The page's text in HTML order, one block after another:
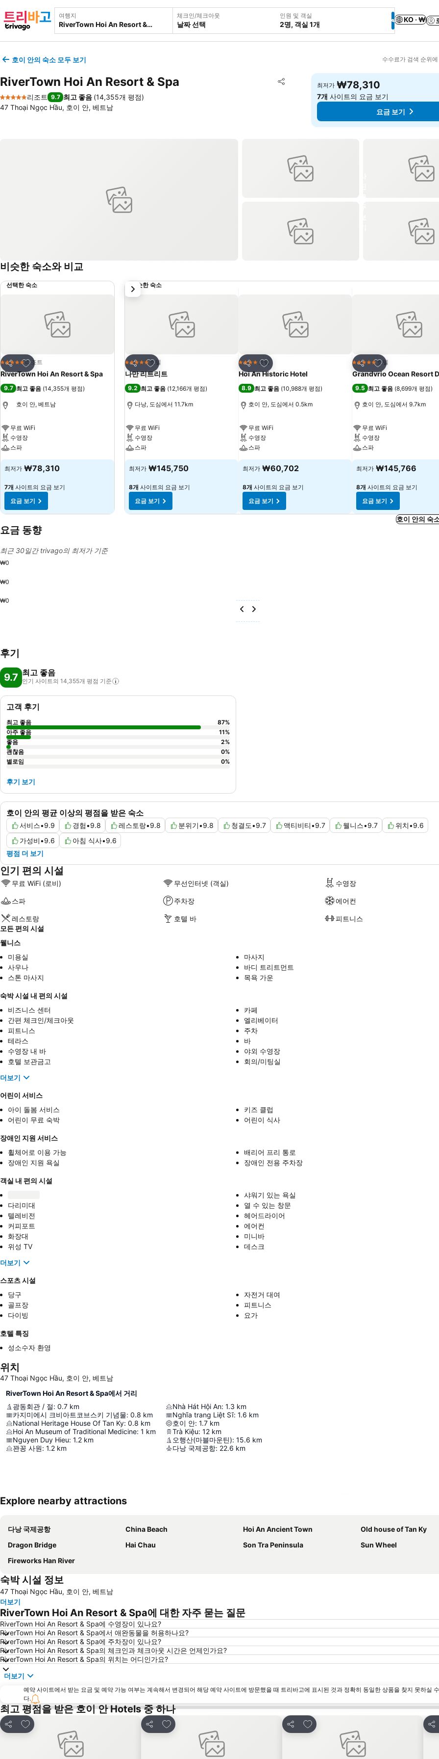
여행지 체크인/체크아웃
날짜 선택
인원 및 객실
2명, 객실 1개
KO · ₩
호이 안의 숙소 모두 보기 수수료가 검색 순위
RiverTown Hoi An Resort & Spa 공유
즐겨찾기에 추가
5 성급
리조트 9.7 최고 좋음 (14,355개 평점)
47 Thoại Ngọc Hầu, 호이 안, 베트남
최저가 ₩78,310
7개 사이트의 요금 보기
요금 보기
비슷한 숙소와 비교
선택한 숙소
공유
즐겨찾기에 추가
5 성급 리조트
RiverTown Hoi An Resort & Spa
9.7 최고 좋음 (14,355개 평점)
호이 안, 베트남
무료 WiFi
수영장
스파
최저가 ₩78,310
7개 사이트의 요금 보기
요금 보기
비슷한 숙소
공유
즐겨찾기에 추가
5 성급 호텔
나만 리트리트
9.2 최고 좋음 (12,166개 평점)
다낭, 도심에서 11.7km
무료 WiFi
수영장
스파
최저가 ₩145,750
8개 사이트의 요금 보기
요금 보기
공유
즐겨찾기에 추가
4 성급 호텔
Hoi An Historic Hotel
8.9 최고 좋음 (10,988개 평점)
호이 안, 도심에서 0.5km
무료 WiFi
수영장
스파
최저가 ₩60,702
8개 사이트의 요금 보기
요금 보기
공유
즐겨찾기에 추가
5 성급 호텔
Grandvrio Ocean Resort
9.5 최고 좋음 (8,699개 평점)
호이 안, 도심에서 9.7km
무료 WiFi
수영장
스파
최저가 ₩145,766
8개 사이트의 요금 보기
요금 보기
다음
호이 안의 숙
요금 동향
최근 30일간 trivago의 최저가 기준
₩0
₩0
₩0
후기
9.7 최고 좋음
인기 사이트의 14,355개 평점 기준
호이 안의 평균 이상의 평점을 받은 숙소
서비스•9.9 경험•9.8 레스토랑•9.8 분위기•9.8 청결도•9.7 액티비티•9.7 웰니스•9.7 위치•9.6
가성비•9.6 아침 식사•9.6
평점 더 보기
고객 후기
최고 좋음 87%
아주 좋음
11%
좋음
2%
괜찮음
0%
별로임
0%
후기 보기
인기 편의 시설
무료 WiFi (로비) 무선인터넷 (객실) 수영장
스파 주차장 에어컨
레스토랑 호텔 바
피트니스
모든 편의 시설
웰니스
미용실
마사지
사우나
바디 트리트먼트
스톤 마사지
목욕 가운
숙박 시설 내 편의 시설
비즈니스 센터
카페
간편 체크인/체크아웃
엘리베이터
피트니스
주차
테라스
바
수영장 내 바
야외 수영장
호텔 보관금고
회의/미팅실
더보기
어린이 서비스
아이 돌봄 서비스
키즈 클럽
어린이 무료 숙박
어린이 식사
장애인 지원 서비스
휠체어로 이용 가능
배리어 프리 통로
장애인 지원 욕실
장애인 전용 주차장
객실 내 편의 시설
샤워기 있는 욕실
다리미대
열 수 있는 창문
텔레비전
헤어드라이어
커피포트
에어컨
화장대
미니바
위성 TV
데스크
더보기
스포츠 시설
당구
자전거 대여
골프장
피트니스
다이빙
요가
호텔 특징
성소수자 환영
위치
47 Thoại Ngọc Hầu, 호이 안, 베트남
RiverTown Hoi An Resort & Spa에서 거리
광동회관 / 절: 0.7 km
카지미에시 크비아트코브스키 기념물: 0.8 km
National Heritage House Of Tan Ky: 0.8 km
Hoi An Museum of Traditional Medicine: 1 km
Nguyen Duy Hieu: 1.2 km
꽌꽁 사원: 1.2 km
Nhà Hát Hội An: 1.3 km
Nghĩa trang Liệt Sĩ: 1.6 km
호이 안: 1.7 km
Trà Kiệu: 12 km
오행산(마블마운틴): 15.6 km
다낭 국제공항: 22.6 km
Explore nearby attractions
다낭 국제공항 China Beach Hoi An Ancient Town
Old house of Tan Ky
Dragon Bridge
Hai Chau Son Tra Peninsula
Sun Wheel
Fireworks Han River
숙박 시설 정보
47 Thoại Ngọc Hầu, 호이 안, 베트남
더보기
RiverTown Hoi An Resort & Spa에 대한 자주 묻는 질문
RiverTown Hoi An Resort & Spa에 수영장이 있나요?
RiverTown Hoi An Resort & Spa에서 애완동물을 허용하나요?
RiverTown Hoi An Resort & Spa에 주차장이 있나요?
RiverTown Hoi An Resort & Spa의 체크인과 체크아웃 시간은 언제인가요?
RiverTown Hoi An Resort & Spa의 위치는 어디인가요?
더보기
예약 사이트에서 받는 요금 및 예약 가능 여부는 계속해서 변경되어 해당 예약 사이트에 방문했을 때 트리바고에 표시된 것과 정확히 동일한 상품을 찾지 못하실
다.
최고 평점을 받은 호이 안 Hotels 중 하나
공유
즐겨찾기에 추가
공유
즐겨찾기에 추가
공유
즐겨찾기에 추가
공유